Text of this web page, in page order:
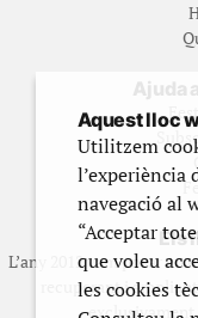
Ajuda
Els
L’any 2012 vam posar
recuperant i
exclusivament
Aquest lloc
Utilitzem
l’experiència
navegació al
“Acceptar
que voleu
les cookies